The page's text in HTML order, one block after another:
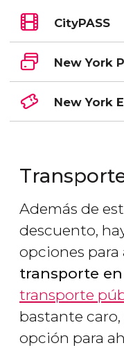
CityPASS
New York
New York
Además de
descuento,
opciones para
transporte
transporte
bastante
opción para